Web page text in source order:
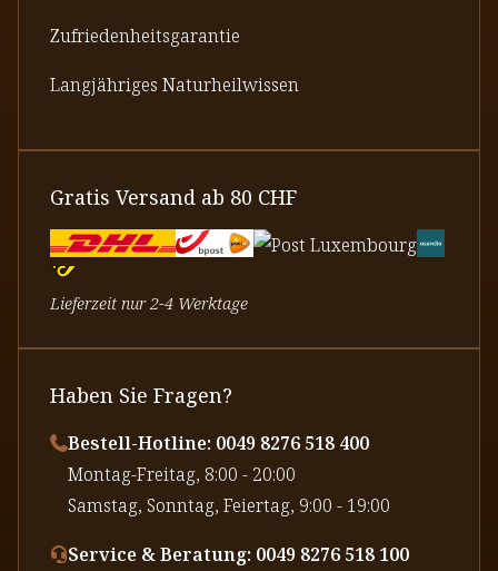
Zufriedenheitsgarantie
Langjähriges Naturheilwissen
Gratis Versand ab 80 CHF
Lieferzeit nur 2-4 Werktage
Haben Sie Fragen?
Bestell-Hotline: 0049 8276 518 400
⁠Montag-Freitag, 8:00 - 20:00
⁠Samstag, Sonntag, Feiertag, 9:00 - 19:00
Service & Beratung: 0049 8276 518 100